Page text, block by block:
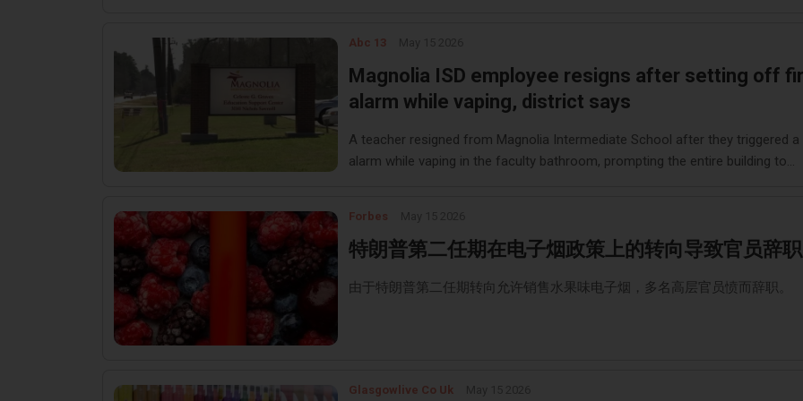
Abc 13
Magnolia ISD employee resigns after setting off
alarm while vaping, district says
A teacher resigned from Magnolia Intermediate School after they triggered a
alarm while vaping in the faculty bathroom, prompting the entire building to
Forbes
特朗普第二任期在电子烟政策上的转向导致官员辞职
由于特朗普第二任期转向允许销售水果味电子烟，多名高层官员愤而辞职。
Glasgowlive Co Uk